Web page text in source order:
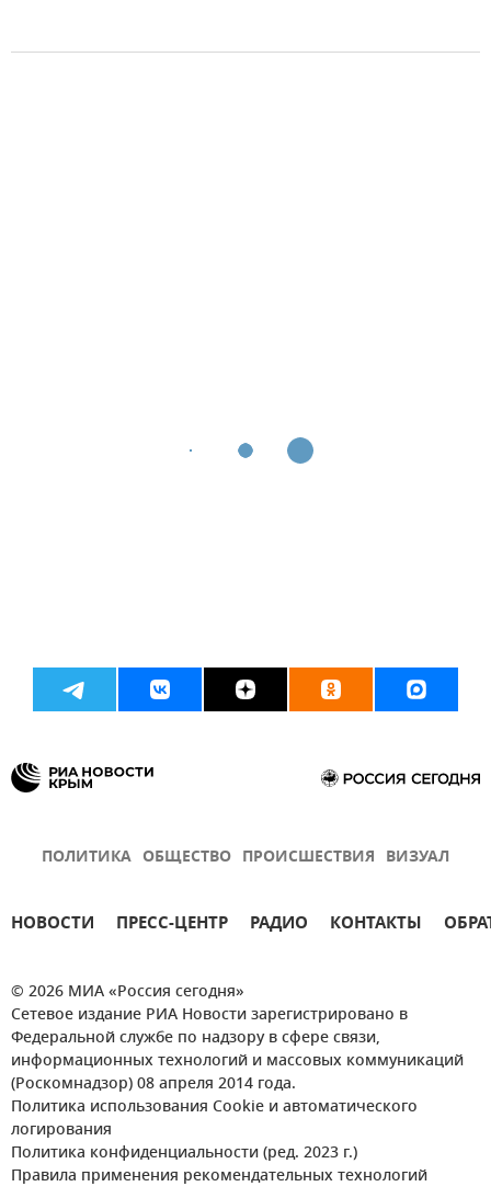
ПОЛИТИКА ОБЩЕСТВО ПРОИСШЕСТВИЯ ВИЗУАЛ
НОВОСТИ ПРЕСС-ЦЕНТР РАДИО КОНТАКТЫ
© 2026 МИА «Россия сегодня»
Сетевое издание РИА Новости зарегистрировано в
Федеральной службе по надзору в сфере связи,
информационных технологий и массовых коммуникаций
(Роскомнадзор) 08 апреля 2014 года.
Политика использования Cookie и автоматического
логирования
Политика конфиденциальности (ред. 2023 г.)
Правила применения рекомендательных технологий